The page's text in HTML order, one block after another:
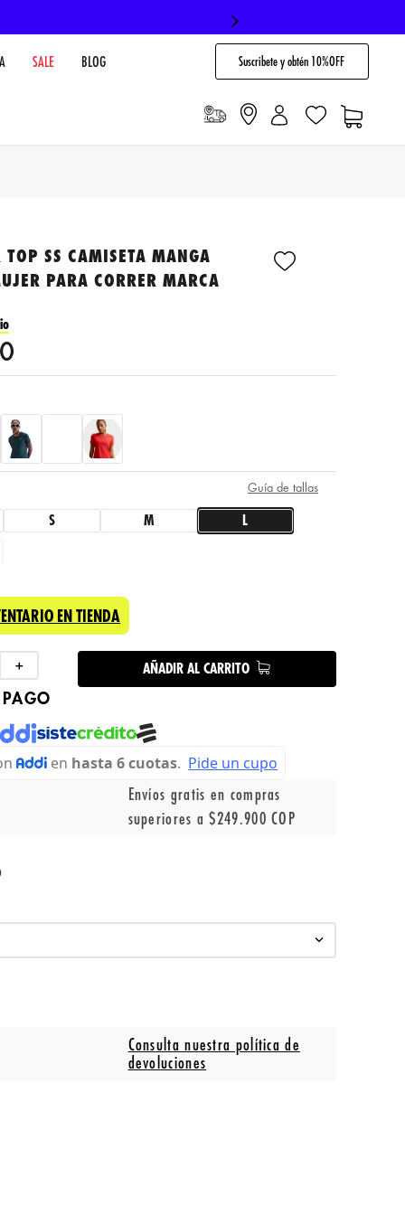
SALE BLOG Suscribete y obtén 10%OFF
SS CAMISETA MANGA
PARA CORRER MARCA
S M L
Guía de tallas
EN TIENDA
＋ AÑADIR AL CARRITO
Envíos gratis en compras
superiores a $249.900 COP
Consulta nuestra política de
devoluciones